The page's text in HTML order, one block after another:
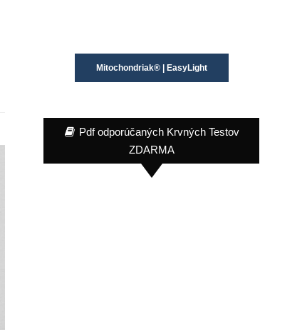
Mitochondriak® | EasyLight
Pdf odporúčaných Krvných Testov
ZDARMA